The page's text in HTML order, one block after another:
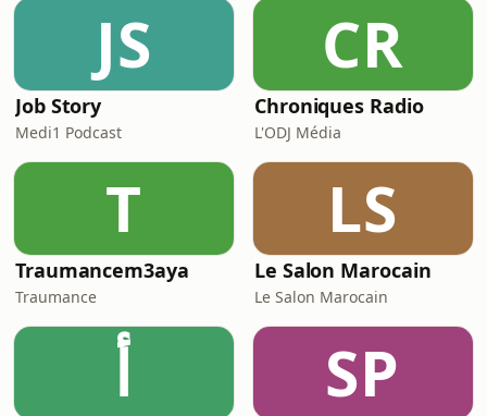
JS
Job Story
Medi1 Podcast
CR
Chroniques Radio
L'ODJ Média
T
Traumancem3aya
Traumance
LS
Le Salon Marocain
Le Salon Marocain
أ SP